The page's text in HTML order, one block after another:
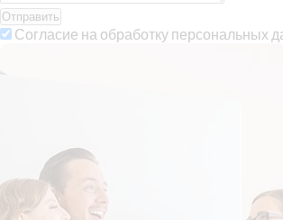
Отправить
Согласие на обработку персональных